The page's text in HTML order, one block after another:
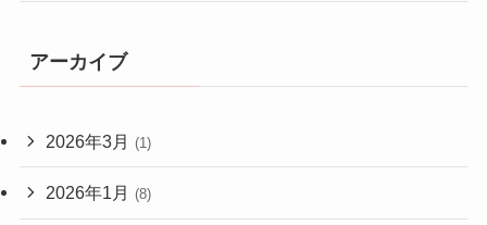
アーカイブ
2026年3月 (1)
2026年1月 (8)